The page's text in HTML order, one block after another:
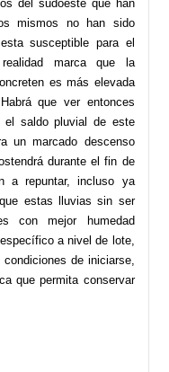
del sudoeste que han
mismos no han sido
susceptible para el
marca que la
es más elevada
que ver entonces
saldo pluvial de este
un marcado descenso
durante el fin de
a repuntar, incluso ya
estas lluvias sin ser
con mejor humedad
a nivel de lote,
de iniciarse,
que permita conservar